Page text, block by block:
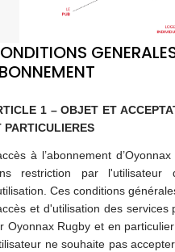
1 – OBJET ET
PARTICULIERES
à l’abonnement
restriction par l'utilisateur
Ces conditions
et d'utilisation des services
Oyonnax Rugby et en
ne souhaite pas